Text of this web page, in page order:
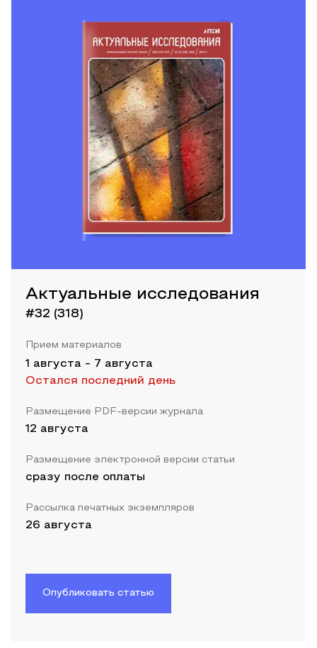
Актуальные исследования
#32 (318)
Прием материалов
1 августа - 7 августа
Остался последний день
Размещение PDF-версии журнала
12 августа
Размещение электронной версии статьи
сразу после оплаты
Рассылка печатных экземпляров
26 августа
Опубликовать статью